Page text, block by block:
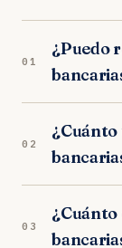
01
¿Puedo
tienen
02
En los
dura
03